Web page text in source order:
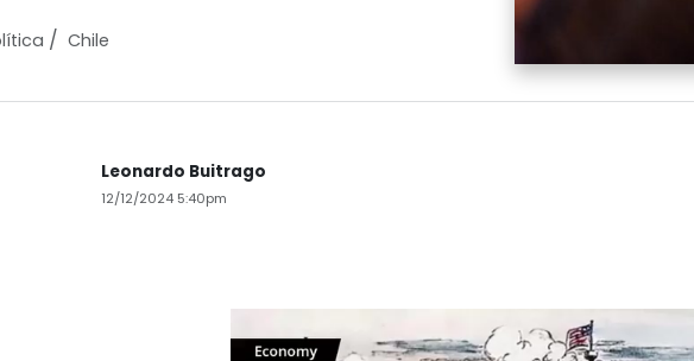
/ Chile
Leonardo Buitrago
12/12/2024 5:40pm